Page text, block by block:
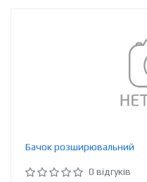
Бачок розширювальний
0 відгуків